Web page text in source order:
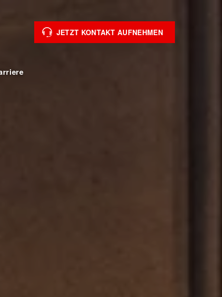
JETZT KONTAKT AUFNEHMEN